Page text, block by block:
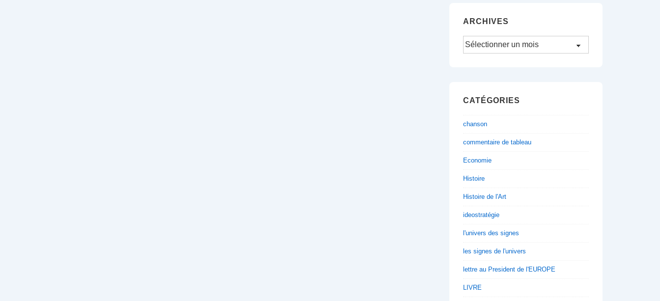
ARCHIVES
Archives
CATÉGORIES
chanson
commentaire de tableau
Economie
Histoire
Histoire de l'Art
ideostratégie
l'univers des signes
les signes de l'univers
lettre au President de l'EUROPE
LIVRE